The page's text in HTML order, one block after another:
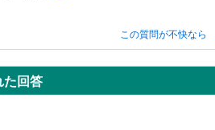
この質問が不快なら
た回答